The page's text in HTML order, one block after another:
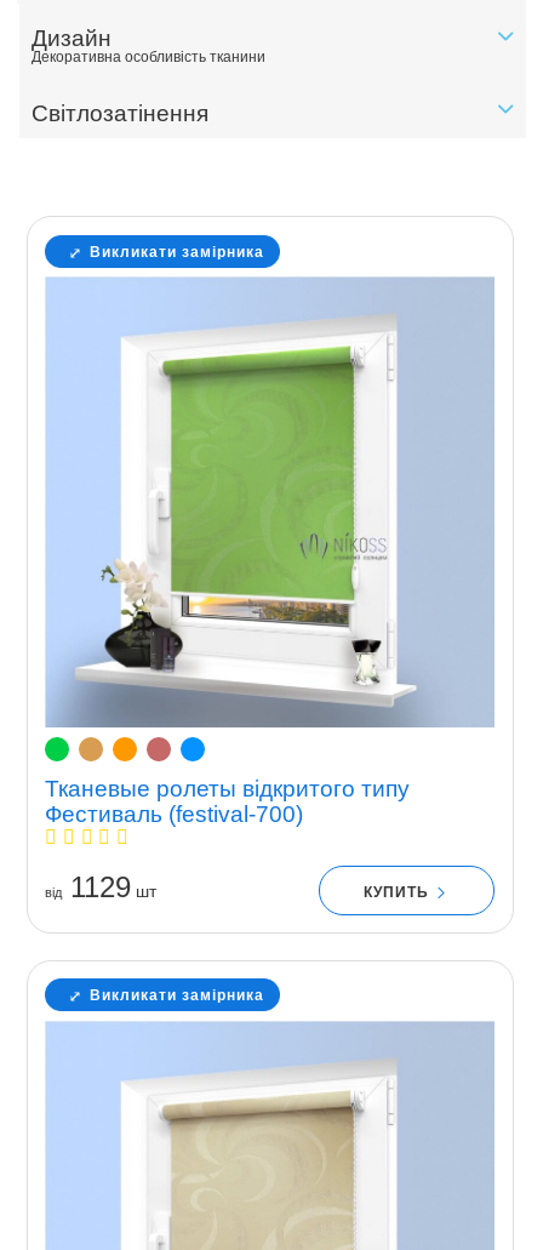
Дизайн
Декоративна особливість тканини
Світлозатінення
Викликати замірника
Тканевые ролеты відкритого типу
Фестиваль (festival-700)
вiд1129шт КУПИТЬ
Викликати замірника